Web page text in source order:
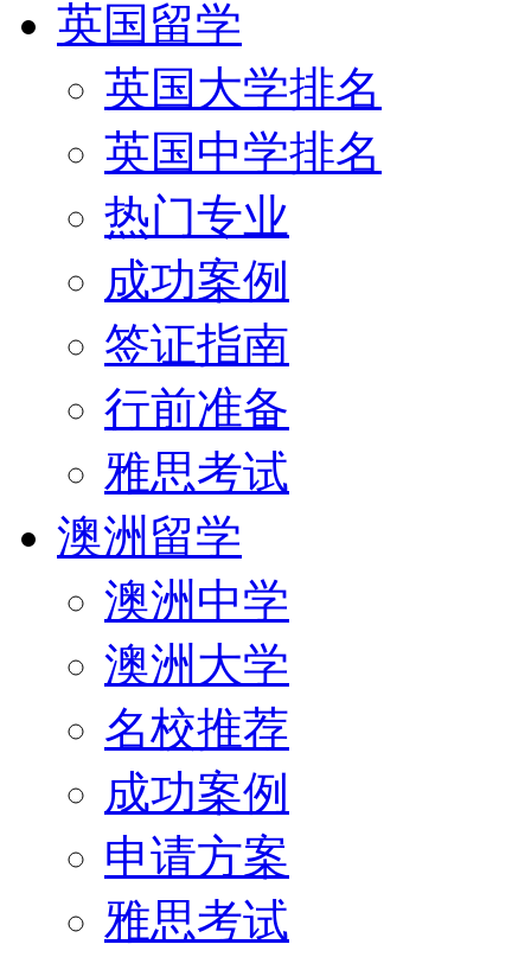
英国留学
英国大学排名
英国中学排名
热门专业
成功案例
签证指南
行前准备
雅思考试
澳洲留学
澳洲中学
澳洲大学
名校推荐
成功案例
申请方案
雅思考试